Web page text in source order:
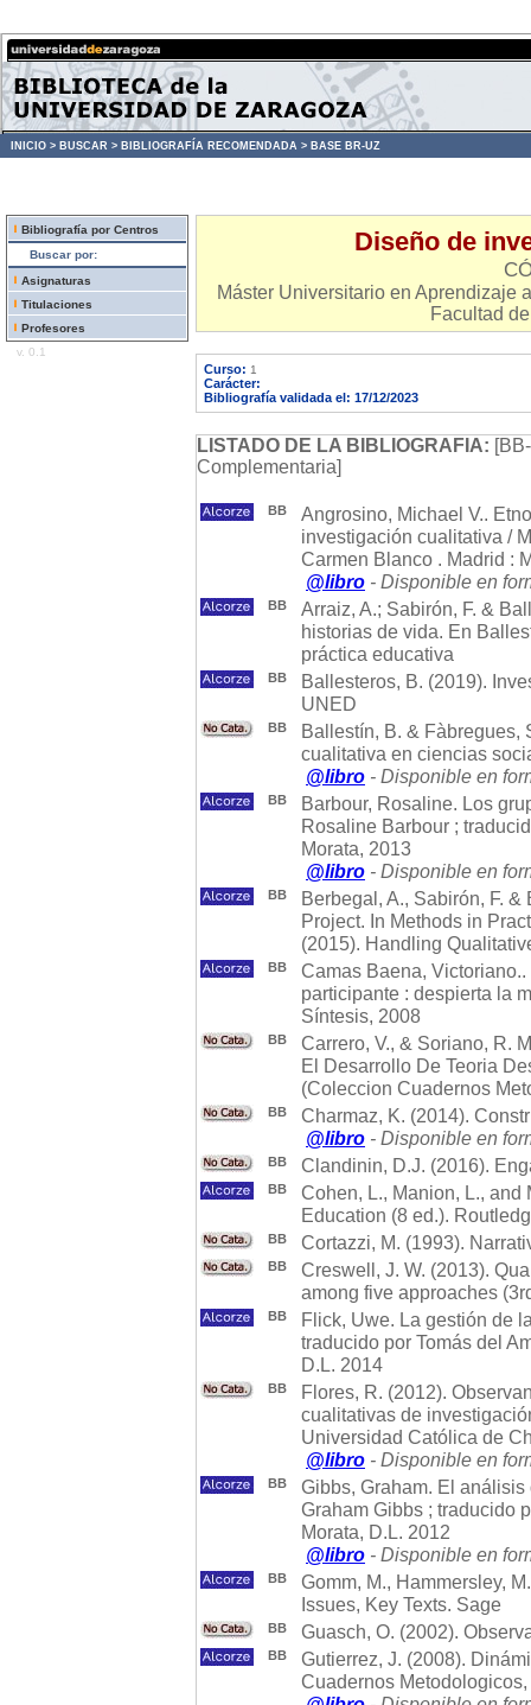
INICIO > BUSCAR > BIBLIOGRAFÍA RECOMENDADA > BASE BR-UZ
Bibliografía por Centros
Buscar por:
Asignaturas
Titulaciones
Profesores
v. 0.1
Diseño de
Máster Universitario en Aprendizaje
Facultad
Curso: 1
Carácter:
Bibliografía validada el: 17/12/2023
LISTADO DE LA BIBLIOGRAFIA:
Complementaria]
BB
Angrosino, Michael V..
investigación cualitativa /
Carmen Blanco . Madrid :
@libro - Disponible en
BB
Arraiz, A.; Sabirón, F. &
historias de vida. En
práctica educativa
BB
Ballesteros, B. (2019).
UNED
BB
Ballestín, B. & Fàbregues,
cualitativa en ciencias
@libro - Disponible en
BB
Barbour, Rosaline. Los
Rosaline Barbour ;
Morata, 2013
@libro - Disponible en
BB
Berbegal, A., Sabirón, F.
Project. In Methods in
(2015). Handling
BB
Camas Baena,
participante : despierta la
Síntesis, 2008
BB
Carrero, V., & Soriano, R.
El Desarrollo De Teoria
(Coleccion Cuadernos
BB
Charmaz, K. (2014).
@libro - Disponible en
BB Clandinin, D.J. (2016).
BB
Cohen, L., Manion, L., and
Education (8 ed.).
BB Cortazzi, M. (1993).
BB
Creswell, J. W. (2013).
among five approaches
BB
Flick, Uwe. La gestión de
traducido por Tomás del
D.L. 2014
BB
Flores, R. (2012).
cualitativas de
Universidad Católica de
@libro - Disponible en
BB
Gibbs, Graham. El
Graham Gibbs ; traducido
Morata, D.L. 2012
@libro - Disponible en
BB
Gomm, M., Hammersley,
Issues, Key Texts. Sage
BB Guasch, O. (2002).
BB
Gutierrez, J. (2008).
Cuadernos